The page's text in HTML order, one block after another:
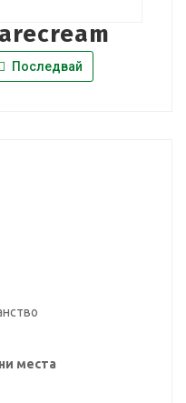
Последвай
места